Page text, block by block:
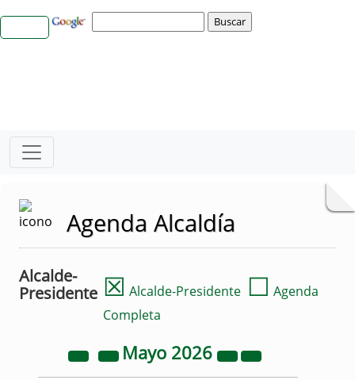
Agenda Alcaldía
Alcalde-
Presidente ☒ Alcalde-Presidente ☐ Agenda
Completa
Mayo 2026